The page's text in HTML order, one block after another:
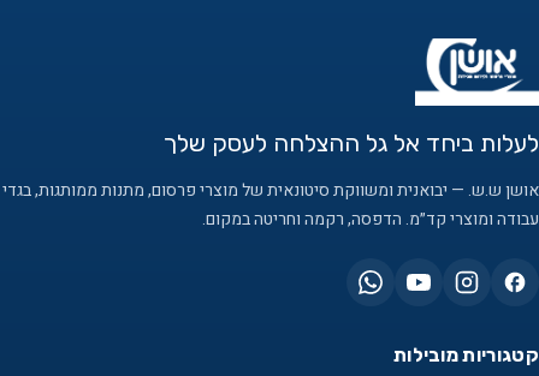
לעלות ביחד אל גל ההצלחה לעסק שלך
אושן ש.ש. — יבואנית ומשווקת סיטונאית של מוצרי פרסום, מתנות ממותגות, בגדי
עבודה ומוצרי קד״מ. הדפסה, רקמה וחריטה במקום.
קטגוריות מובילות